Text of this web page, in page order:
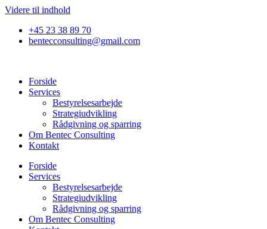
Videre til indhold
+45 23 38 89 70
bentecconsulting@gmail.com
Forside
Services
Bestyrelsesarbejde
Strategiudvikling​
Rådgivning og sparring
Om Bentec Consulting
Kontakt
Forside
Services
Bestyrelsesarbejde
Strategiudvikling​
Rådgivning og sparring
Om Bentec Consulting